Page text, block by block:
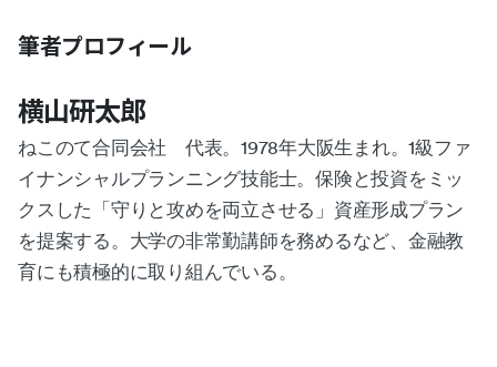
筆者プロフィール
横山研太郎
ねこのて合同会社 代表。1978年大阪生まれ。1級ファ
イナンシャルプランニング技能士。保険と投資をミッ
クスした「守りと攻めを両立させる」資産形成プラン
を提案する。大学の非常勤講師を務めるなど、金融教
育にも積極的に取り組んでいる。